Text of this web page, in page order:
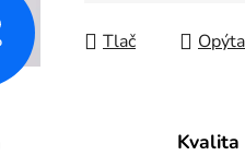
Tlač